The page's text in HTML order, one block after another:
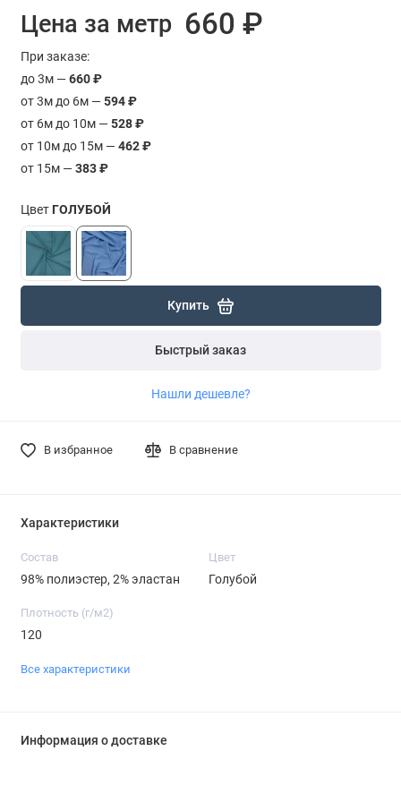
Цена за метр 660 ₽
При заказе:
до 3м —660 ₽
от 3м до 6м —594 ₽
от 6м до 10м —528 ₽
от 10м до 15м —462 ₽
от 15м —383 ₽
Цвет ГОЛУБОЙ
Купить
Быстрый заказ
Нашли дешевле?
В избранное В сравнение
Характеристики
Состав
98% полиэстер, 2% эластан
Цвет
Голубой
Плотность (г/м2)
120
Все характеристики
Информация о доставке